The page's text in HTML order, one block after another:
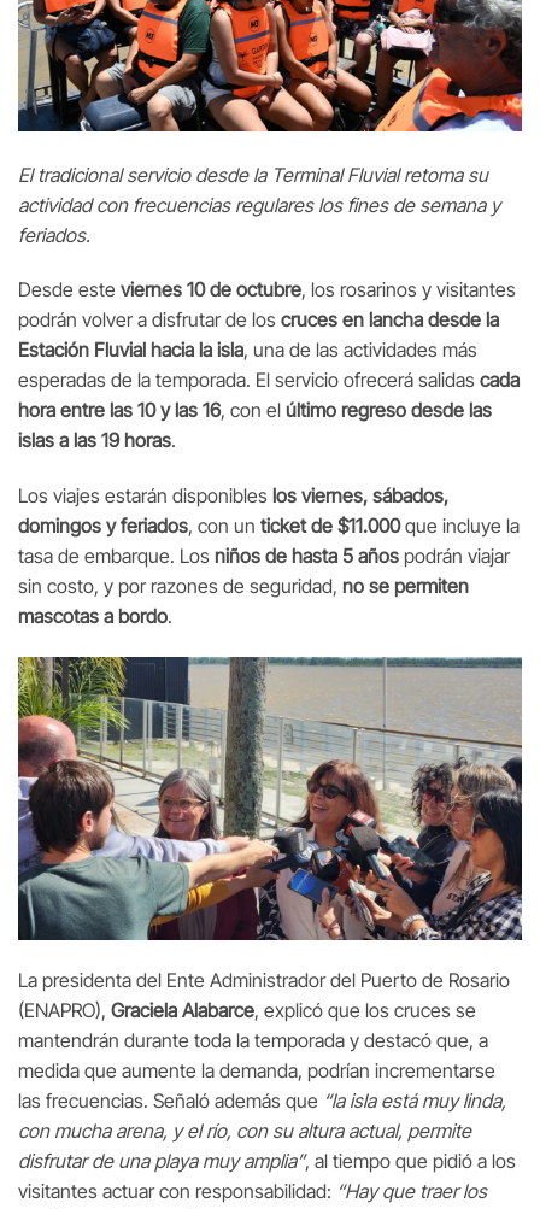
El tradicional servicio desde la Terminal Fluvial retoma su
actividad con frecuencias regulares los fines de semana y
feriados.
Desde este viernes 10 de octubre, los rosarinos y visitantes
podrán volver a disfrutar de los cruces en lancha desde la
Estación Fluvial hacia la isla, una de las actividades más
esperadas de la temporada. El servicio ofrecerá salidas cada
hora entre las 10 y las 16, con el último regreso desde las
islas a las 19 horas.
Los viajes estarán disponibles los viernes, sábados,
domingos y feriados, con un ticket de $11.000que incluye la
tasa de embarque. Los niños de hasta 5 años podrán viajar
sin costo, y por razones de seguridad, no se permiten
mascotas a bordo.
La presidenta del Ente Administrador del Puerto de Rosario
(ENAPRO), Graciela Alabarce, explicó que los cruces se
mantendrán durante toda la temporada y destacó que, a
medida que aumente la demanda, podrían incrementarse
las frecuencias. Señaló además que “la isla está muy linda,
con mucha arena, y el río, con su altura actual, permite
disfrutar de una playa muy amplia”, al tiempo que pidió a los
visitantes actuar con responsabilidad: “Hay que traer los